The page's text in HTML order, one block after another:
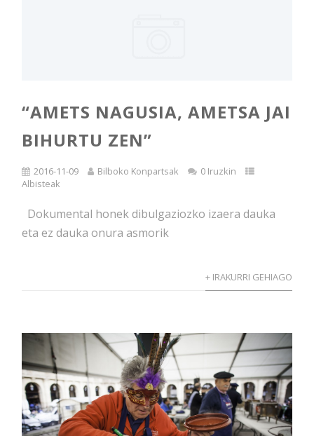
“AMETS NAGUSIA, AMETSA JAI
BIHURTU ZEN”
2016-11-09 Bilboko Konpartsak
0 Iruzkin
Albisteak
Dokumental honek dibulgaziozko izaera dauka
eta ez dauka onura asmorik
+ IRAKURRI GEHIAGO